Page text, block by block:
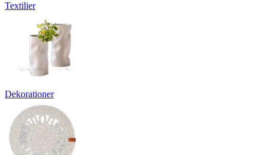
Textilier
Dekorationer